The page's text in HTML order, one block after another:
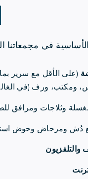
في مجمعاتنا
(على الأقل مع سرير
ومكتب، ورف (في
وثلاجات ومرافق
دُش ومرحاض وحوض
والتلفزيون